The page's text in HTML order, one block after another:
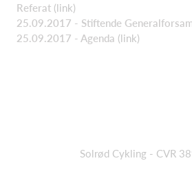
Referat (link)
25.09.2017 - Stiftende
25.09.2017 - Agenda (link)
Solrød Cykling - CVR